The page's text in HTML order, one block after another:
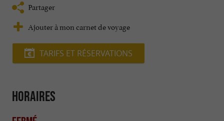
Partager
Ajouter à mon carnet de voyage
TARIFS ET RÉSERVATIONS
Horaires